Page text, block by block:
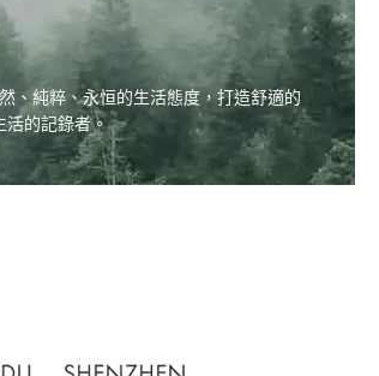
、純粹、永恒的生活態度，打造舒適的
活的記錄者。